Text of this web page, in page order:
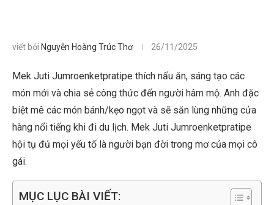
viết bởi Nguyễn Hoàng Trúc Thơ 26/11/2025
Mek Juti Jumroenketpratipe thích nấu ăn, sáng tạo các
món mới và chia sẻ công thức đến người hâm mộ. Anh đặc
biệt mê các món bánh/kẹo ngọt và sẽ săn lùng những cửa
hàng nổi tiếng khi đi du lịch. Mek Juti Jumroenketpratipe
hội tụ đủ mọi yếu tố là người bạn đời trong mơ của mọi cô
gái.
MỤC LỤC BÀI VIẾT: